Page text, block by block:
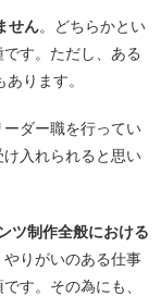
せん。どちらかとい
す。ただし、ある
ります。
ダー職を行ってい
入れられると思い
ツ制作全般における
りがいのある仕事
す。その為にも、